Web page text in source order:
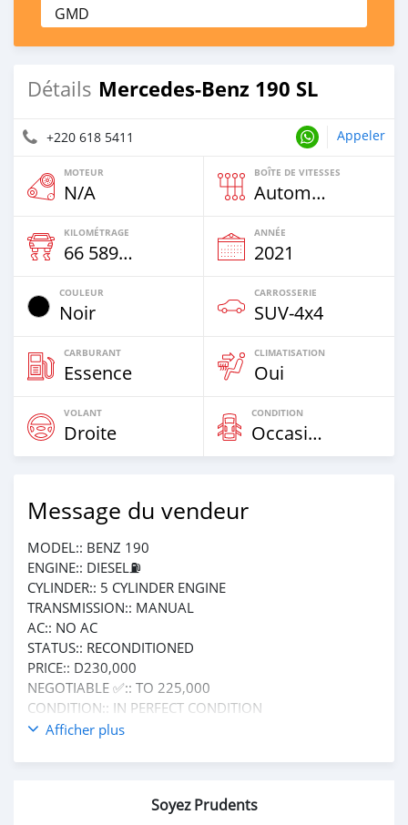
GMD
Détails Mercedes-Benz 190 SL
+220 618 5411 Appeler
MOTEUR
N/A
BOÎTE DE VITESSES
Automatique
KILOMÉTRAGE
66 589 Km
ANNÉE
2021
COULEUR
Noir
CARROSSERIE
SUV‒4x4
CARBURANT
Essence
CLIMATISATION
Oui
VOLANT
Droite
CONDITION
Occasion
Message du vendeur
MODEL:: BENZ 190
ENGINE:: DIESEL⛽️
CYLINDER:: 5 CYLINDER ENGINE
TRANSMISSION:: MANUAL
AC:: NO AC
STATUS:: RECONDITIONED
PRICE:: D230,000
NEGOTIABLE ✅:: TO 225,000
CONDITION:: IN PERFECT CONDITION
NO FIXING NEEDED
FOR MORE INFORMATION ℹ️
Afficher plus
Soyez Prudents